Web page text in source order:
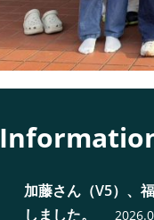
加藤さん（V5）、
しました。